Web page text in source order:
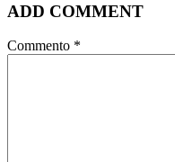
ADD COMMENT
Commento *